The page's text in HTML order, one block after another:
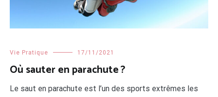
Vie Pratique 17/11/2021
Où sauter en parachute ?
Le saut en parachute est l’un des sports extrêmes les